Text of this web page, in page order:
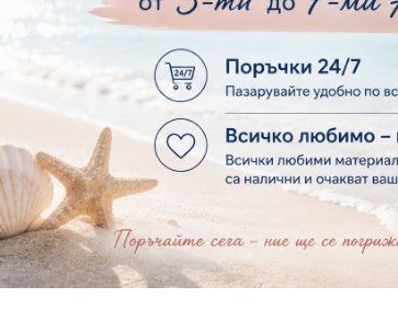
от бирен картон - Училище, Дипломиране и Завършване
от бирен картон - Бебшки и Детски елементи
от бирен картон - Цветя и Животни
от бирен картон - Стиймпънк и Мъжки елементи
от бирен картон - Пътешестия - море, планина ,транспорт
от бирен картон - Други
от бирен картон - За миниатюри, дълбоки рамки, бебешки
и екслоадиращи кутии
от бирен картон - Коледа и Зима
от бирен картон - Тематични комплекти
от бирен картон - Шейкър заготовки от бирен картон за
албуми, ръчно израбоени проекти